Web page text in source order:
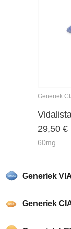
Generiek
Generiek
Generiek
29,50 €
60mg